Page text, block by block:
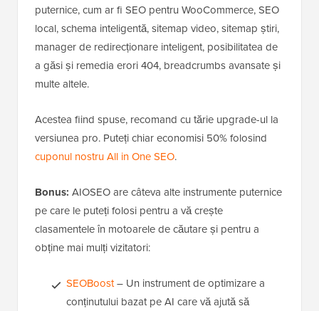
puternice, cum ar fi SEO pentru WooCommerce, SEO
local, schema inteligentă, sitemap video, sitemap știri,
manager de redirecționare inteligent, posibilitatea de
a găsi și remedia erori 404, breadcrumbs avansate și
multe altele.
Acestea fiind spuse, recomand cu tărie upgrade-ul la
versiunea pro. Puteți chiar economisi 50% folosind
cuponul nostru All in One SEO.
Bonus: AIOSEO are câteva alte instrumente puternice
pe care le puteți folosi pentru a vă crește
clasamentele în motoarele de căutare și pentru a
obține mai mulți vizitatori:
SEOBoost– Un instrument de optimizare a
conținutului bazat pe AI care vă ajută să